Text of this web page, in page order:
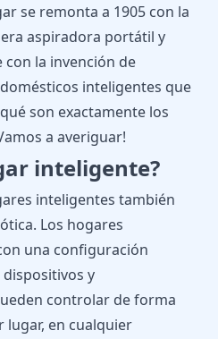
se remonta a 1905 con la
aspiradora portátil y
la invención de
inteligentes que
son exactamente los
a averiguar!
inteligente?
inteligentes también
Los hogares
una configuración
y
controlar de forma
lugar, en cualquier